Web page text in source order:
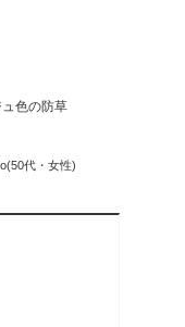
色の防草
代・女性)